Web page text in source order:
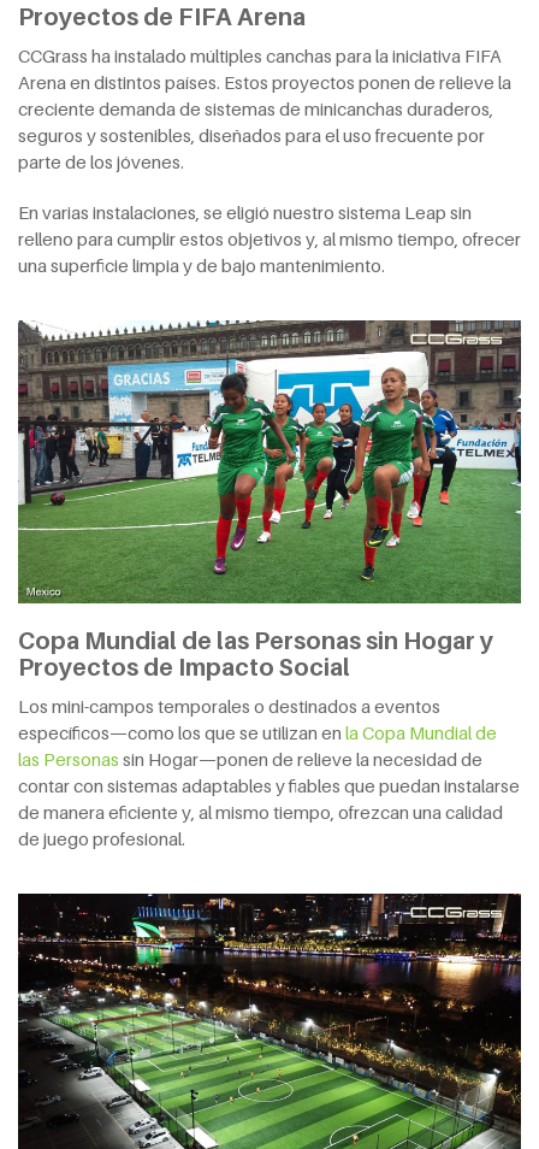
Proyectos de FIFA Arena
CCGrass ha instalado múltiples canchas para la iniciativa FIFA
Arena en distintos países. Estos proyectos ponen de relieve la
creciente demanda de sistemas de minicanchas duraderos,
seguros y sostenibles, diseñados para el uso frecuente por
parte de los jóvenes.
En varias instalaciones, se eligió nuestro sistema Leap sin
relleno para cumplir estos objetivos y, al mismo tiempo, ofrecer
una superficie limpia y de bajo mantenimiento.
Copa Mundial de las Personas sin Hogar y
Proyectos de Impacto Social
Los mini-campos temporales o destinados a eventos
específicos—como los que se utilizan en la Copa Mundial de
las Personas sin Hogar—ponen de relieve la necesidad de
contar con sistemas adaptables y fiables que puedan instalarse
de manera eficiente y, al mismo tiempo, ofrezcan una calidad
de juego profesional.